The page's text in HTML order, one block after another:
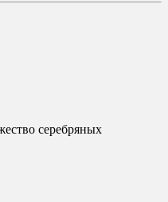
серебряных